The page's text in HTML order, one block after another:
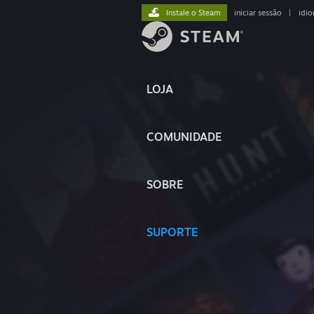
LOJA
COMUNIDADE
SOBRE
SUPORTE
Instale o Steam iniciar sessão